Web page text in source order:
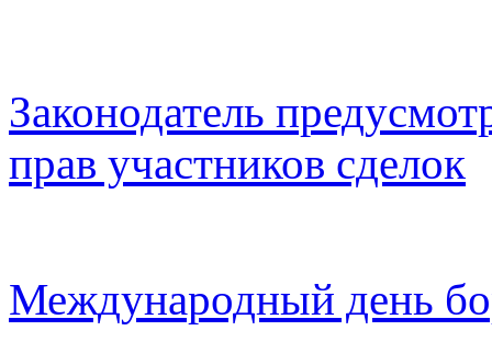
Законодатель
прав участников сделок
Международный день